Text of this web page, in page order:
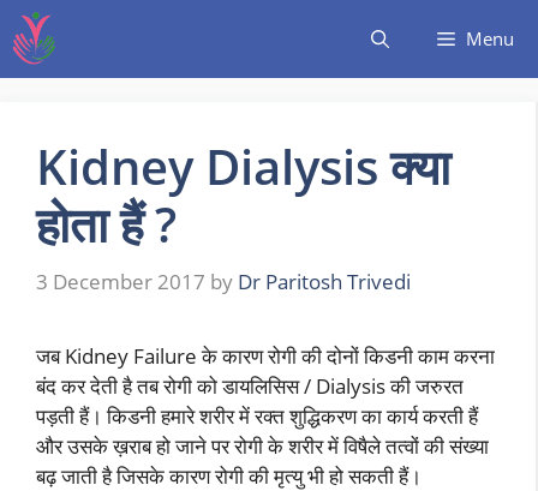
Menu
Kidney Dialysis क्या
होता हैं ?
3 December 2017 by Dr Paritosh Trivedi
जब Kidney Failure के कारण रोगी की दोनों किडनी काम करना
बंद कर देती है तब रोगी को डायलिसिस / Dialysis की जरुरत
पड़ती हैं। किडनी हमारे शरीर में रक्त शुद्धिकरण का कार्य करती हैं
और उसके ख़राब हो जाने पर रोगी के शरीर में विषैले तत्वों की संख्या
बढ़ जाती है जिसके कारण रोगी की मृत्यु भी हो सकती हैं।